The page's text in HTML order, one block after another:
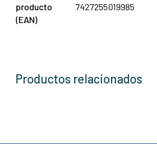
producto
(EAN)
7427255019985
Productos relacionados